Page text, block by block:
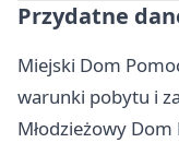
Przydatne
Miejski Dom
warunki pobytu i
Młodzieżowy